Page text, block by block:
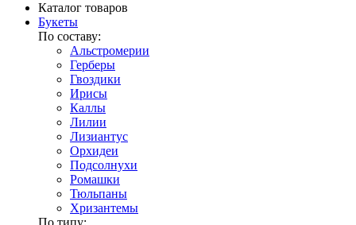
Каталог товаров
Букеты
По составу:
Альстромерии
Герберы
Гвоздики
Ирисы
Каллы
Лилии
Лизиантус
Орхидеи
Подсолнухи
Ромашки
Тюльпаны
Хризантемы
По типу: